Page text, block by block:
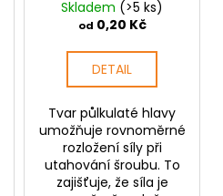
Skladem (>5 ks)
od 0,20 Kč
DETAIL
Tvar půlkulaté hlavy
umožňuje rovnoměrné
rozložení síly při
utahování šroubu. To
zajišťuje, že síla je